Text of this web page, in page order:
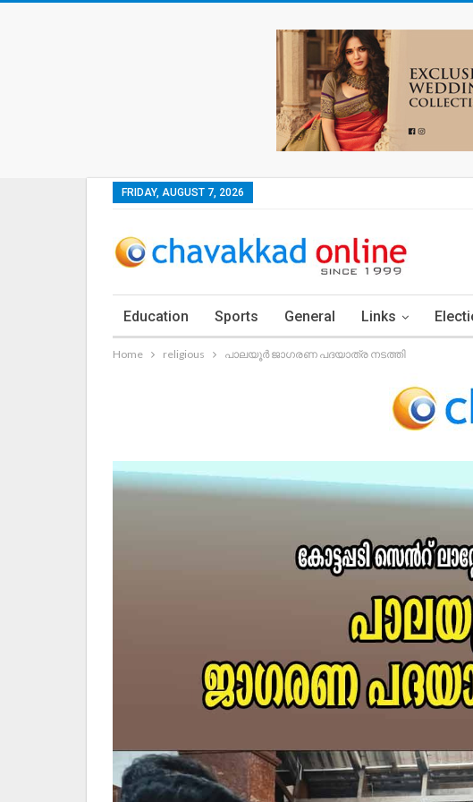
FRIDAY, AUGUST 7, 2026
Education Sports General Links
Home religious പാലയൂർ ജാഗരണ പദയാത്ര നടത്തി